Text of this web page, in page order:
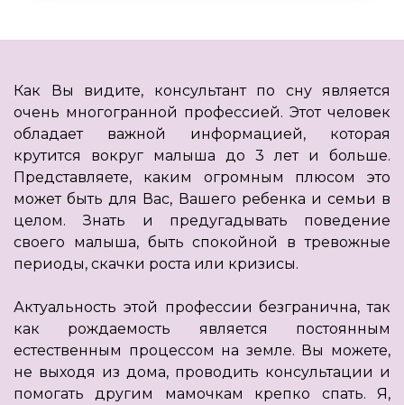
Как Вы видите, консультант по сну является
очень многогранной профессией. Этот человек
обладает важной информацией, которая
крутится вокруг малыша до 3 лет и больше.
Представляете, каким огромным плюсом это
может быть для Вас, Вашего ребенка и семьи в
целом. Знать и предугадывать поведение
своего малыша, быть спокойной в тревожные
периоды, скачки роста или кризисы.
Актуальность этой профессии безгранична, так
как рождаемость является постоянным
естественным процессом на земле. Вы можете,
не выходя из дома, проводить консультации и
помогать другим мамочкам крепко спать. Я,